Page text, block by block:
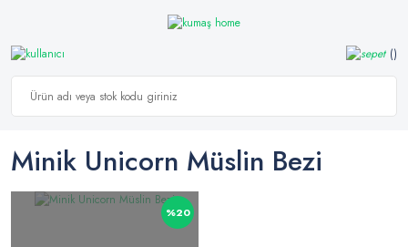
Minik Unicorn Müslin Bezi
%20